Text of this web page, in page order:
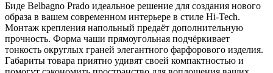
Биде Belbagno Prado идеальное решение для создания нового
образа в вашем современном интерьере в стиле Hi-Tech.
Монтаж крепления напольный предаёт дополнительную
прочность. Форма чаши прямоугольная подчёркивает
тонкость округлых граней элегантного фарфорового изделия.
Габариты товара приятно удивят своей компактностью и